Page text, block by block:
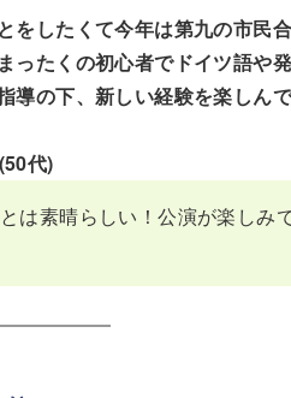
をしたくて今年は第九の市民
ったくの初心者でドイツ語や
導の下、新しい経験を楽しん
代)
は素晴らしい！公演が楽しみ